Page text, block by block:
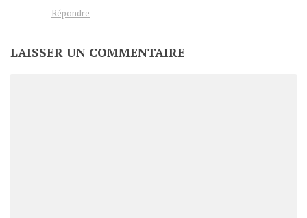
Répondre
LAISSER UN COMMENTAIRE